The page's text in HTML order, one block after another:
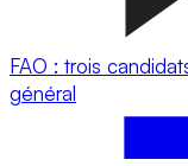
FAO : trois
général